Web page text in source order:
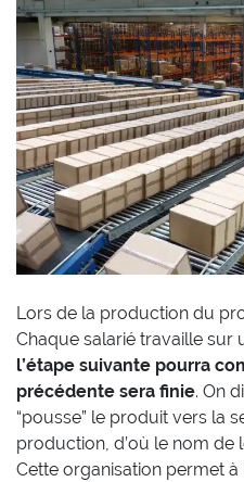
Lors de la production du
Chaque salarié travaille sur
l’étape suivante pourra
précédente sera finie. On
“pousse” le produit vers la
production, d’où le nom de
Cette organisation permet